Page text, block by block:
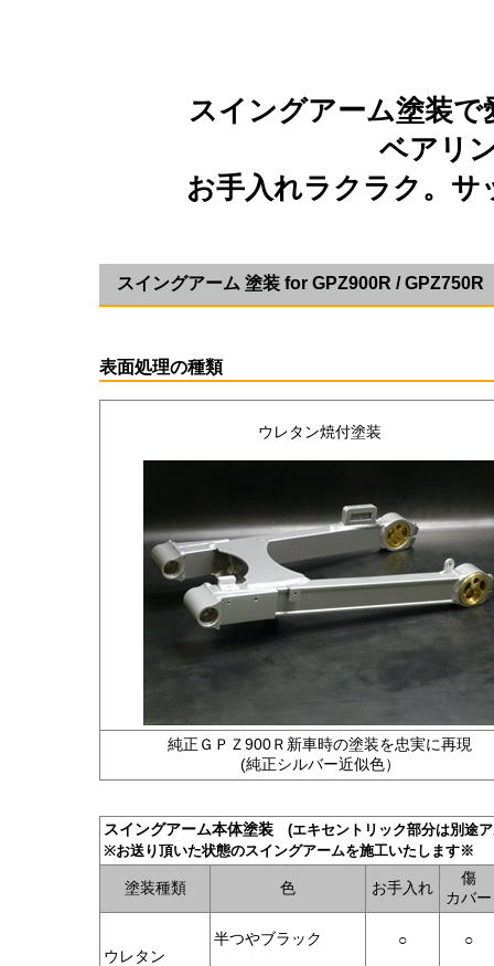
スイングアーム塗装
ベアリ
お手入れラクラク。
スイングアーム 塗装 for GPZ900R / GPZ750R
表面処理の種類
ウレタン焼付塗装
純正ＧＰＺ900Ｒ新車時の塗装を忠実に再現
(純正シルバー近似色）
スイングアーム本体塗装 (エキセントリック部分は別途
※お送り頂いた状態のスイングアームを施工いたします※
塗装種類 色 お手入れ
傷
カバー
ウレタン
半つやブラック ○ ○